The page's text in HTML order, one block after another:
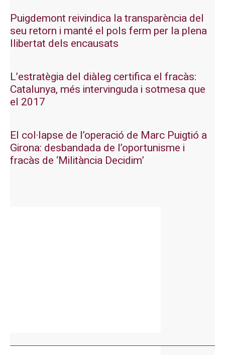
Puigdemont reivindica la transparència del
seu retorn i manté el pols ferm per la plena
llibertat dels encausats
L’estratègia del diàleg certifica el fracàs:
Catalunya, més intervinguda i sotmesa que
el 2017
El col·lapse de l’operació de Marc Puigtió a
Girona: desbandada de l’oportunisme i
fracàs de ‘Militància Decidim’